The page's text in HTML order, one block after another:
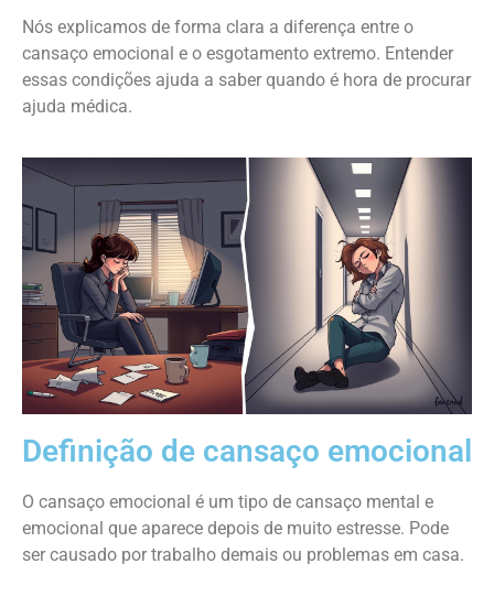
Nós explicamos de forma clara a diferença entre o
cansaço emocional e o esgotamento extremo. Entender
essas condições ajuda a saber quando é hora de procurar
ajuda médica.
Definição de cansaço emocional
O cansaço emocional é um tipo de cansaço mental e
emocional que aparece depois de muito estresse. Pode
ser causado por trabalho demais ou problemas em casa.